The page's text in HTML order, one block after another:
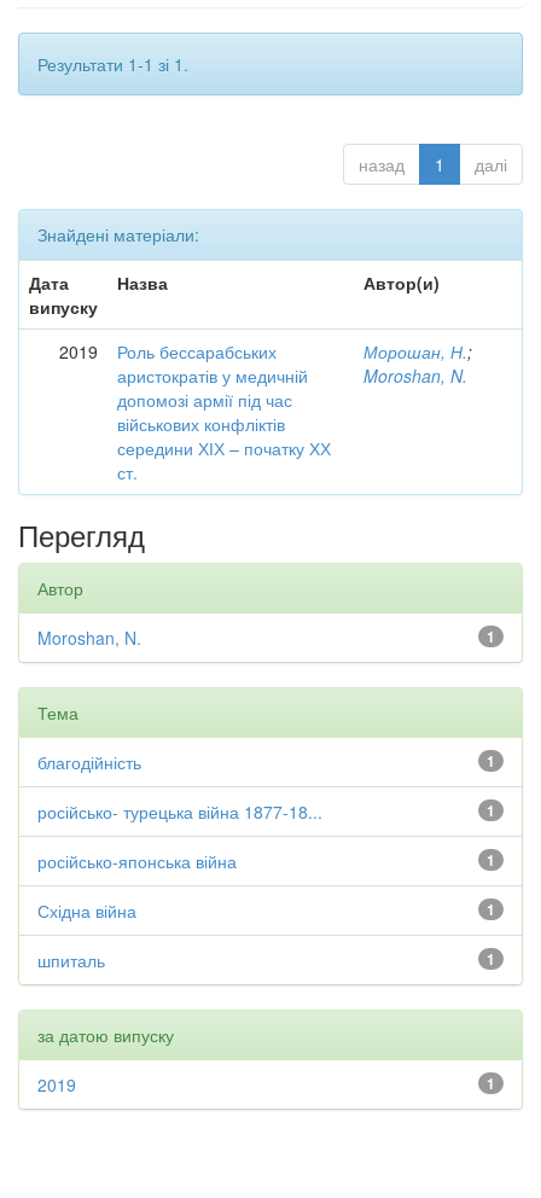
Результати 1-1 зі 1.
назад 1 далі
Знайдені матеріали:
Дата
випуску
Назва Автор(и)
2019
Роль бессарабських
аристократів у медичній
допомозі армії під час
військових конфліктів
середини ХІХ – початку ХХ
ст.
Морошан, Н.;
Moroshan, N.
Перегляд
Автор
1
Moroshan, N.
Тема
1
благодійність
1
російсько- турецька війна 1877-18...
1
російсько-японська війна
1
Східна війна
1
шпиталь
за датою випуску
1
2019